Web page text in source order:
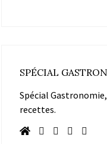
SPÉCIAL
Spécial
recettes.